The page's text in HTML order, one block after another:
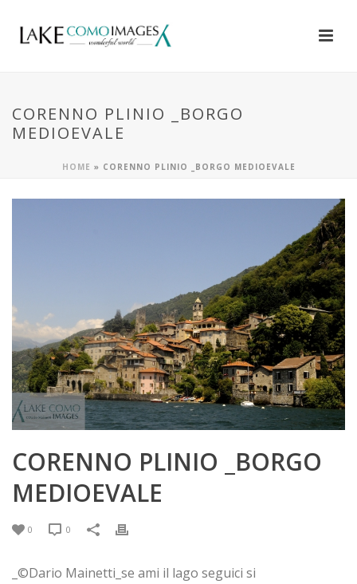
CORENNO PLINIO _BORGO
MEDIOEVALE
HOME » CORENNO PLINIO _BORGO MEDIOEVALE
CORENNO PLINIO _BORGO
MEDIOEVALE
0 0
_©Dario Mainetti_se ami il lago seguici si